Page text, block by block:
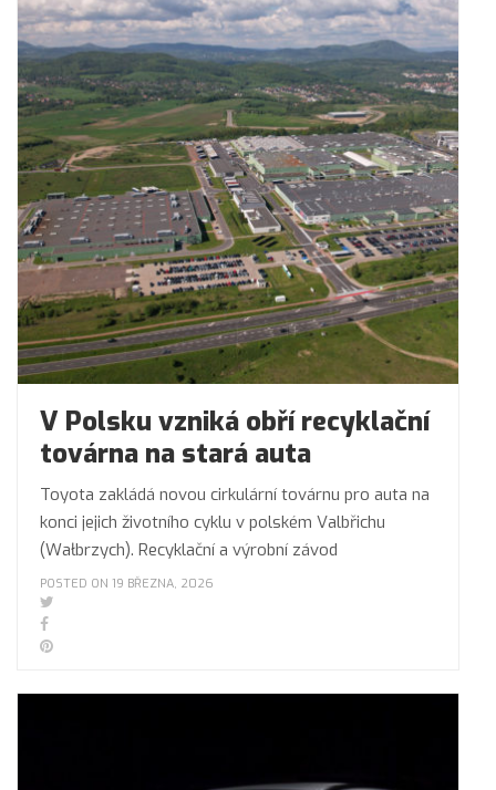
V Polsku vzniká obří recyklační
továrna na stará auta
Toyota zakládá novou cirkulární továrnu pro auta na
konci jejich životního cyklu v polském Valbřichu
(Wałbrzych). Recyklační a výrobní závod
POSTED ON 19 BŘEZNA, 2026